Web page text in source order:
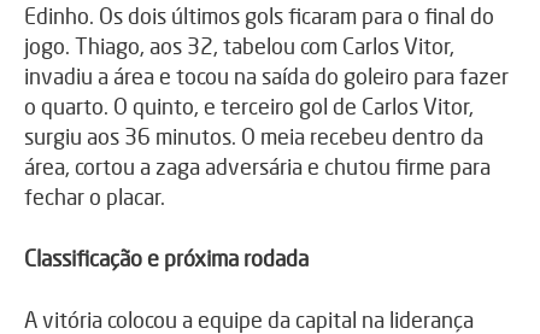
Edinho. Os dois últimos gols ficaram para o final do
jogo. Thiago, aos 32, tabelou com Carlos Vitor,
invadiu a área e tocou na saída do goleiro para fazer
o quarto. O quinto, e terceiro gol de Carlos Vitor,
surgiu aos 36 minutos. O meia recebeu dentro da
área, cortou a zaga adversária e chutou firme para
fechar o placar.
Classificação e próxima rodada
A vitória colocou a equipe da capital na liderança